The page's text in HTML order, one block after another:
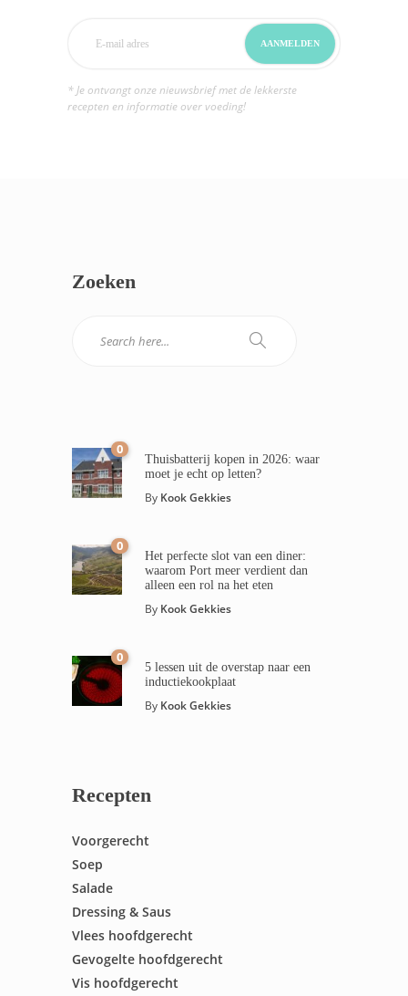
* Je ontvangt onze nieuwsbrief met de lekkerste
recepten en informatie over voeding!
Zoeken
0
Thuisbatterij kopen in 2026: waar
moet je echt op letten?
By Kook Gekkies
0
Het perfecte slot van een diner:
waarom Port meer verdient dan
alleen een rol na het eten
By Kook Gekkies
0
5 lessen uit de overstap naar een
inductiekookplaat
By Kook Gekkies
Recepten
Voorgerecht
Soep
Salade
Dressing & Saus
Vlees hoofdgerecht
Gevogelte hoofdgerecht
Vis hoofdgerecht